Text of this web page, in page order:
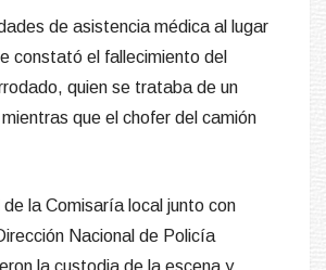
Nacional de Policía
la custodia de la escena y
el flujo vial sobre la faja
y se dispuso la
Seccional 15ta